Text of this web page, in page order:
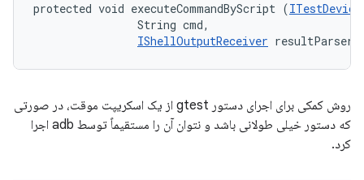
protected void executeCommandByScript (ITestDevice
                String cmd,
IShellOutputReceiver resultParser)
روش کمکی برای اجرای دستور gtest از یک اسکریپت موقت، در صورتی
که دستور خیلی طولانی باشد و نتوان آن را مستقیماً توسط adb اجرا
کرد.